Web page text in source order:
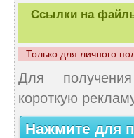
Ссылки на
Только для личного
Для
короткую
Нажмите для